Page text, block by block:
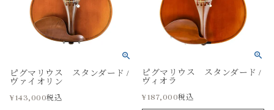
ピグマリウス スタンダード /
ヴァイオリン
¥143,000税込
ピグマリウス スタンダード /
ヴィオラ
¥187,000税込